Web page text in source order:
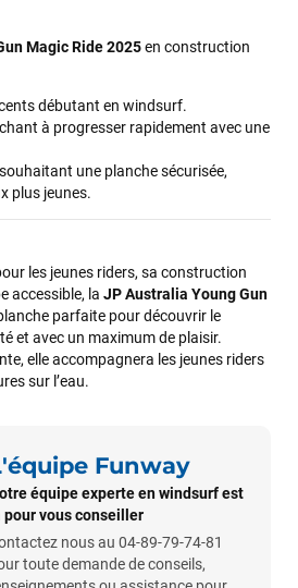
Magic Ride 2025en construction
débutant en windsurf.
à progresser rapidement avec une
une planche sécurisée,
plus jeunes.
les jeunes riders, sa construction
accessible, la JP Australia Young Gun
parfaite pour découvrir le
et avec un maximum de plaisir.
elle accompagnera les jeunes riders
sur l’eau.
Funway
équipe experte en windsurf est
pour vous conseiller
nous au 04-89-79-74-81
toute demande de conseils,
via leur site internet. À peine la
m’a appelé pour confirmer
des équipements, me conseiller
au top : la commande est partie
reçu tout le matériel dans un colis
tester ça sur l’eau ! Je
ce magasin pour son
réactivité.
il y a un mois
galérais à remplacer ma board eux
laquelle je n'aurais jamais pensé !
prix et en plus super sympas. Merci
dyno !
depuis Tahiti. Super service.
voile est arrivée en super état.